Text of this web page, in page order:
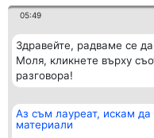
05:49
Здравейте, радваме се
Моля, кликнете върху
разговора!
Аз съм лауреат, искам
материали
Организатор на
класиране